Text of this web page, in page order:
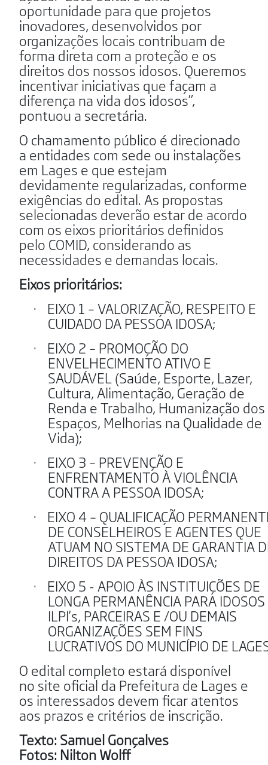
oportunidade para que projetos
inovadores, desenvolvidos por
organizações locais contribuam de
forma direta com a proteção e os
direitos dos nossos idosos. Queremos
incentivar iniciativas que façam a
diferença na vida dos idosos”,
pontuou a secretária.
O chamamento público é direcionado
a entidades com sede ou instalações
em Lages e que estejam
devidamente regularizadas, conforme
exigências do edital. As propostas
selecionadas deverão estar de acordo
com os eixos prioritários definidos
pelo COMID, considerando as
necessidades e demandas locais.
Eixos prioritários:
· EIXO 1 – VALORIZAÇÃO, RESPEITO E
CUIDADO DA PESSOA IDOSA;
· EIXO 2 – PROMOÇÃO DO
ENVELHECIMENTO ATIVO E
SAUDÁVEL (Saúde, Esporte, Lazer,
Cultura, Alimentação, Geração de
Renda e Trabalho, Humanização dos
Espaços, Melhorias na Qualidade de
Vida);
· EIXO 3 – PREVENÇÃO E
ENFRENTAMENTO À VIOLÊNCIA
CONTRA A PESSOA IDOSA;
· EIXO 4 – QUALIFICAÇÃO
DE CONSELHEIROS E AGENTES QUE
ATUAM NO SISTEMA DE GARANTIA
DIREITOS DA PESSOA IDOSA;
· EIXO 5 - APOIO ÀS INSTITUIÇÕES DE
LONGA PERMANÊNCIA PARA
ILPI’s, PARCEIRAS E /OU DEMAIS
ORGANIZAÇÕES SEM FINS
LUCRATIVOS DO MUNICÍPIO DE
O edital completo estará disponível
no site oficial da Prefeitura de Lages e
os interessados devem ficar atentos
aos prazos e critérios de inscrição.
Texto: Samuel Gonçalves
Fotos: Nilton Wolff